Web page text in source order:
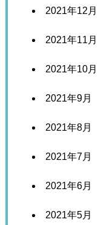
2021年12月
2021年11月
2021年10月
2021年9月
2021年8月
2021年7月
2021年6月
2021年5月